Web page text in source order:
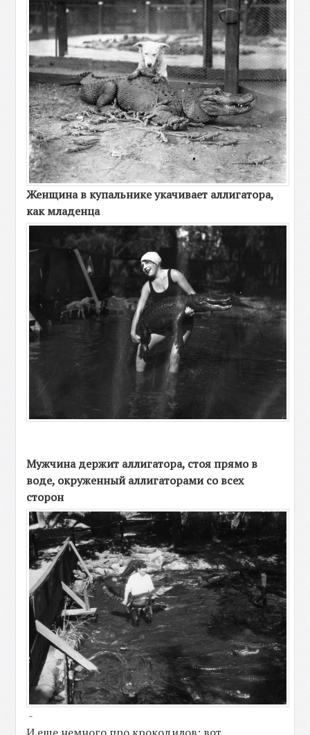
Женщина в купальнике укачивает аллигатора,
как младенца
Мужчина держит аллигатора, стоя прямо в
воде, окруженный аллигаторами со всех
сторон
-